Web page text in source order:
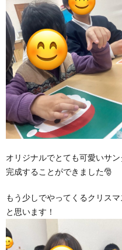
オリジナルでとても可愛いサ
完成することができました🎅
もう少しでやってくるクリス
と思います！